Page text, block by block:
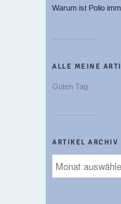
Warum ist Polio
ALLE MEINE
Guten Tag
ARTIKEL ARCHIV
Artikel
Archiv